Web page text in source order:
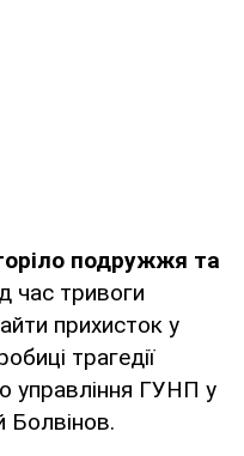
подружжя та
час тривоги
прихисток у
трагедії
управління ГУНП у
Болвінов.